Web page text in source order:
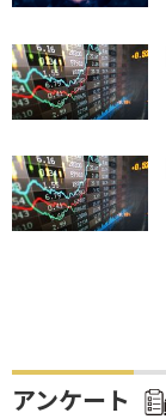
アンケート